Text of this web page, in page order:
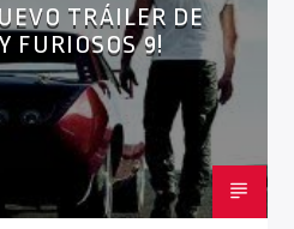
TRÁILER DE
FURIOSOS 9!